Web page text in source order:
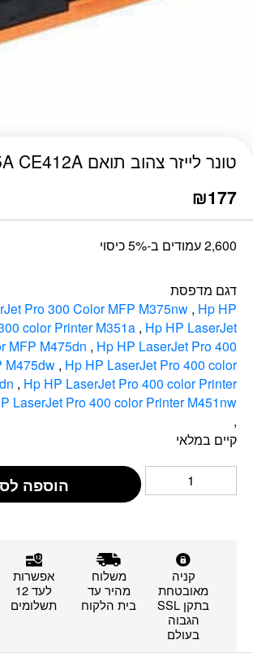
טונר לייזר צהוב תואם HP 305A CE412A
₪177
2,600 עמודים ב-5% כיסוי
דגם מדפסת
Pro 300 Color MFP M375nw‎ , Hp HP
color Printer M351a‎ , Hp HP LaserJet
MFP M475dn‎ , Hp HP LaserJet Pro 400
M475dw‎ , Hp HP LaserJet Pro 400 color
, Hp HP LaserJet Pro 400 color Printer
LaserJet Pro 400 color Printer M451nw‎
,
קיים במלאי
הוספה
קניה
מאובטחת
בתקן SSL
הגבוה
בעולם
משלוח
מהיר עד
בית הלקוח
אפשרות
לעד 12
תשלומים